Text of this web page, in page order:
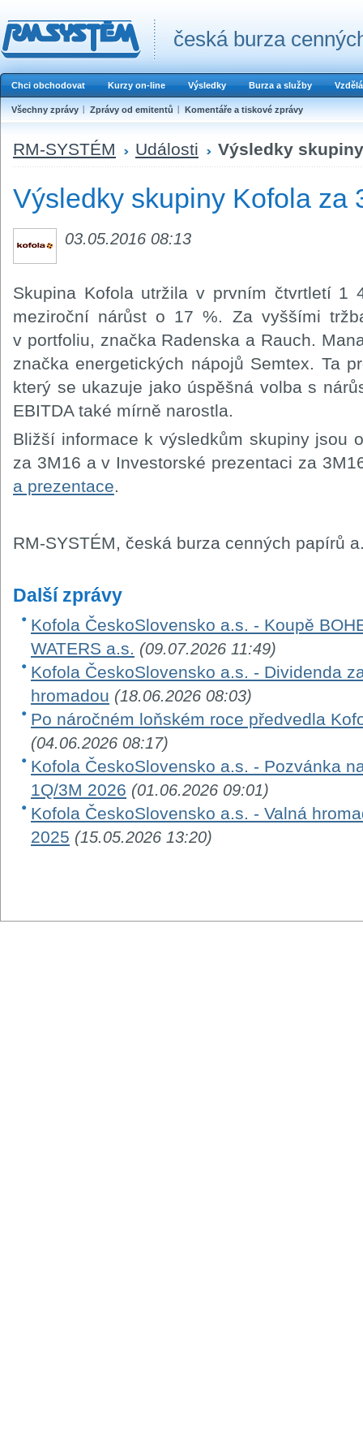
česká burza
Chci obchodovat Kurzy on-line Výsledky Burza a služby
Všechny zprávy Zprávy od emitentů Komentáře a tiskové zprávy
RM-SYSTÉM Události Výsledky
Výsledky skupiny Kofola za
03.05.2016 08:13
Skupina Kofola utržila v prvním čtvrtletí 1
meziroční nárůst o 17 %. Za vyššími
v portfoliu, značka Radenska a Rauch.
značka energetických nápojů Semtex. Ta
který se ukazuje jako úspěšná volba s
EBITDA také mírně narostla.
Bližší informace k výsledkům skupiny jsou
za 3M16 a v Investorské prezentaci za
a prezentace.
RM-SYSTÉM, česká burza cenných papírů
Další zprávy
Kofola ČeskoSlovensko a.s. - Koupě
WATERS a.s. (09.07.2026 11:49)
Kofola ČeskoSlovensko a.s. - Dividenda
hromadou (18.06.2026 08:03)
Po náročném loňském roce předvedla
(04.06.2026 08:17)
Kofola ČeskoSlovensko a.s. - Pozvánka
1Q/3M 2026 (01.06.2026 09:01)
Kofola ČeskoSlovensko a.s. - Valná
2025 (15.05.2026 13:20)